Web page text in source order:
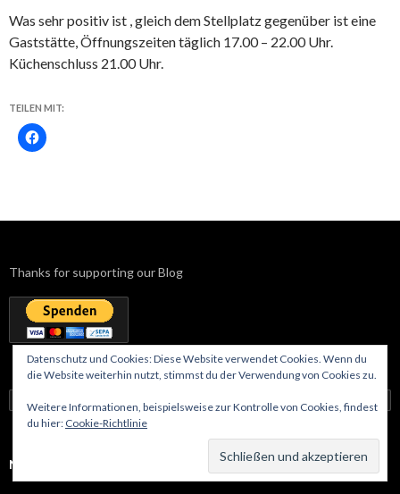
Was sehr positiv ist , gleich dem Stellplatz gegenüber ist eine
Gaststätte, Öffnungszeiten täglich 17.00 – 22.00 Uhr.
Küchenschluss 21.00 Uhr.
TEILEN MIT:
Thanks for supporting our Blog
nach:
NEUESTE BEITRÄGE
Datenschutz und Cookies: Diese Website verwendet Cookies. Wenn du
die Website weiterhin nutzt, stimmst du der Verwendung von Cookies zu.
Weitere Informationen, beispielsweise zur Kontrolle von Cookies, findest
du hier: Cookie-Richtlinie